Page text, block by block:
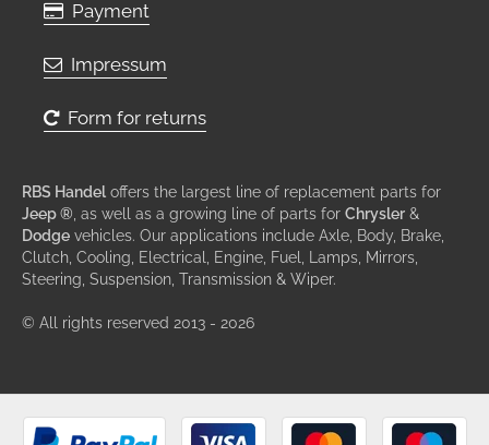
Payment
Impressum
Form for returns
RBS Handel offers the largest line of replacement parts for
Jeep ® , as well as a growing line of parts for Chrysler &
Dodge vehicles. Our applications include Axle, Body, Brake,
Clutch, Cooling, Electrical, Engine, Fuel, Lamps, Mirrors,
Steering, Suspension, Transmission & Wiper.
© All rights reserved 2013 - 2026